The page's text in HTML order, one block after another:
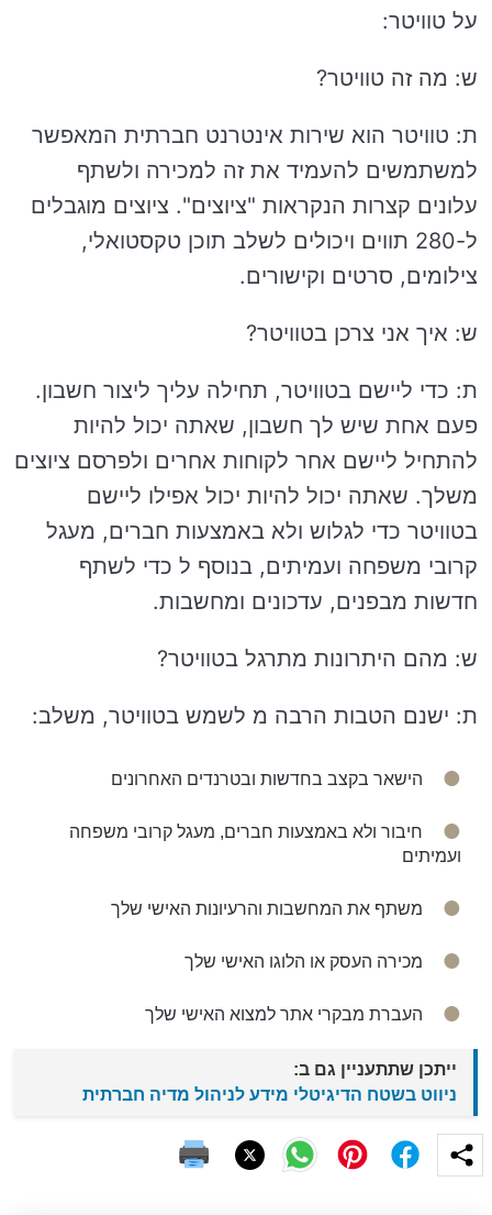
על טוויטר:
ש: מה זה טוויטר?
ת: טוויטר הוא שירות אינטרנט חברתית המאפשר
למשתמשים להעמיד את זה למכירה ולשתף
עלונים קצרות הנקראות "ציוצים". ציוצים מוגבלים
ל-280 תווים ויכולים לשלב תוכן טקסטואלי,
צילומים, סרטים וקישורים.
ש: איך אני צרכן בטוויטר?
ת: כדי ליישם בטוויטר, תחילה עליך ליצור חשבון.
פעם אחת שיש לך חשבון, שאתה יכול להיות
להתחיל ליישם אחר לקוחות אחרים ולפרסם ציוצים
משלך. שאתה יכול להיות יכול אפילו ליישם
בטוויטר כדי לגלוש ולא באמצעות חברים, מעגל
קרובי משפחה ועמיתים, בנוסף ל כדי לשתף
חדשות מבפנים, עדכונים ומחשבות.
ש: מהם היתרונות מתרגל בטוויטר?
ת: ישנם הטבות הרבה מ לשמש בטוויטר, משלב:
הישאר בקצב בחדשות ובטרנדים האחרונים
חיבור ולא באמצעות חברים, מעגל קרובי משפחה
ועמיתים
משתף את המחשבות והרעיונות האישי שלך
מכירה העסק או הלוגו האישי שלך
העברת מבקרי אתר למצוא האישי שלך
ייתכן שתתעניין גם ב:
ניווט בשטח הדיגיטלי מידע לניהול מדיה חברתית